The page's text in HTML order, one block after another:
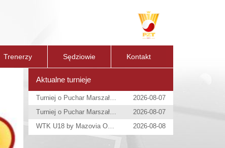
Trenerzy Sędziowie Kontakt
Aktualne turnieje
Turniej o Puchar Marszałka Województwa Maz.
2026-08-07
Turniej o Puchar Marszałka Województwa Maz.
2026-08-07
WTK U18 by Mazovia Open
2026-08-08